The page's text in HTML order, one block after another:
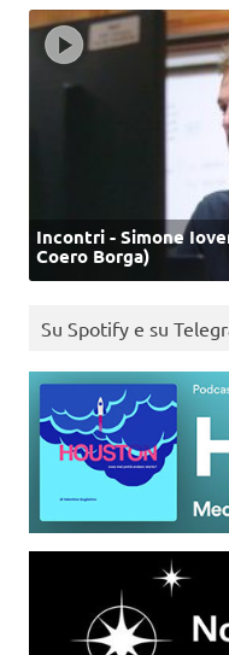
Incontri - Simone
Coero Borga)
Su Spotify e su